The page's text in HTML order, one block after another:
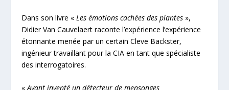
Dans son livre «Les émotions cachées des plantes »,
Didier Van Cauvelaert raconte l’expérience l’expérience
étonnante menée par un certain Cleve Backster,
ingénieur travaillant pour la CIA en tant que spécialiste
des interrogatoires.
«Ayant inventé un détecteur de mensonges